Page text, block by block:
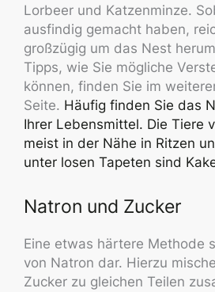
Lorbeer und Katzenminze.
ausfindig gemacht haben,
großzügig um das Nest
Tipps, wie Sie mögliche
können, finden Sie im
Seite. Häufig finden Sie das
Ihrer Lebensmittel. Die Tiere
meist in der Nähe in Ritzen
unter losen Tapeten sind
Natron und Zucker
Eine etwas härtere Methode
von Natron dar. Hierzu
Zucker zu gleichen Teilen